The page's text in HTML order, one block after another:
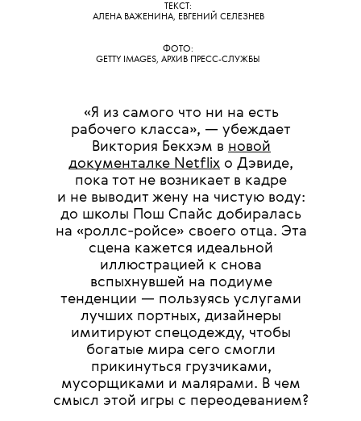
ТЕКСТ:
АЛЕНА ВАЖЕНИНА, ЕВГЕНИЙ СЕЛЕЗНЕВ
ФОТО:
GETTY IMAGES, АРХИВ ПРЕСС-СЛУЖБЫ
«Я из самого что ни на есть
рабочего класса», — убеждает
Виктория Бекхэм ‎в новой
документалке Netflix о Дэвиде,
пока тот не возникает в кадре
и не выводит жену на чистую воду:
до школы Пош Спайс добиралась
на «роллс-ройсе» своего отца. Эта
сцена кажется идеальной
иллюстрацией к снова
вспыхнувшей на подиуме
тенденции — пользуясь услугами
лучших портных, дизайнеры
имитируют спецодежду, чтобы
богатые мира сего смогли
прикинуться грузчиками,
мусорщиками и малярами. В чем
смысл этой игры с переодеванием?